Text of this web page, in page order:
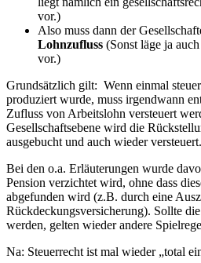
vor.)
Also muss dann der
Lohnzufluss (Sonst läge ja
vor.)
Grundsätzlich gilt: Wenn einmal
produziert wurde, muss irgendwann
Zufluss von Arbeitslohn versteuert
Gesellschaftsebene wird die
ausgebucht und auch wieder versteuert.
Bei den o.a. Erläuterungen wurde
Pension verzichtet wird, ohne dass
abgefunden wird (z.B. durch eine
Rückdeckungsversicherung). Sollte
werden, gelten wieder andere
Na: Steuerrecht ist mal wieder „total